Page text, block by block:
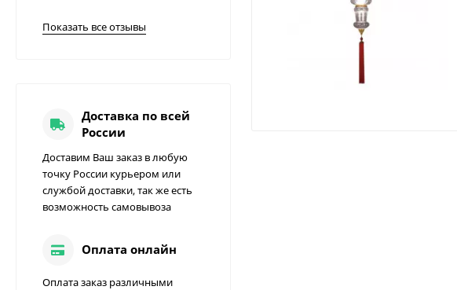
Показать все отзывы
Доставка по всей
России
Доставим Ваш заказ в любую
точку России курьером или
службой доставки, так же есть
возможность самовывоза
Оплата онлайн
Оплата заказ различными